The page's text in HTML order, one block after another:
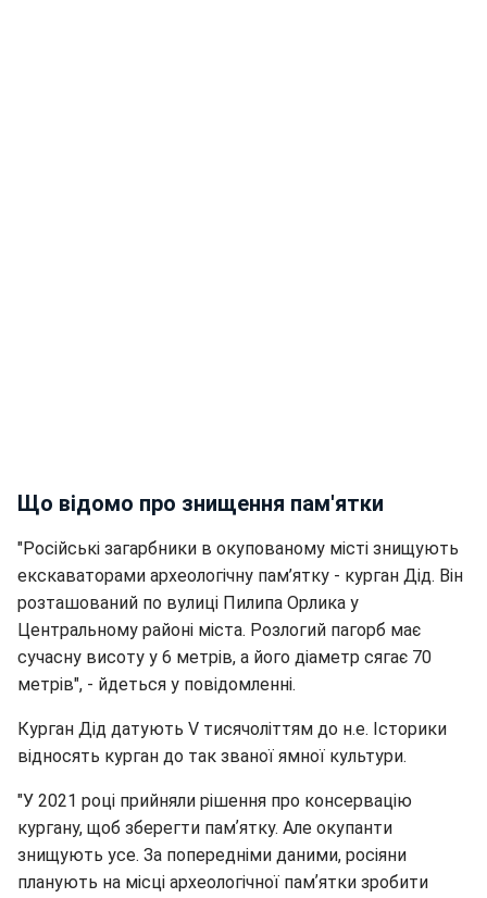
Що відомо про знищення пам'ятки
"Російські загарбники в окупованому місті знищують
екскаваторами археологічну пам’ятку - курган Дід. Він
розташований по вулиці Пилипа Орлика у
Центральному районі міста. Розлогий пагорб має
сучасну висоту у 6 метрів, а його діаметр сягає 70
метрів", - йдеться у повідомленні.
Курган Дід датують V тисячоліттям до н.е. Історики
відносять курган до так званої ямної культури.
"У 2021 році прийняли рішення про консервацію
кургану, щоб зберегти памʼятку. Але окупанти
знищують усе. За попередніми даними, росіяни
планують на місці археологічної памʼятки зробити